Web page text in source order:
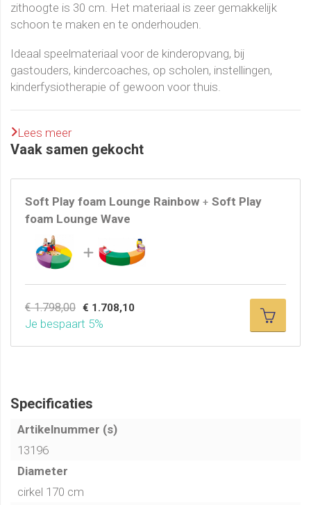
zithoogte is 30 cm. Het materiaal is zeer gemakkelijk
schoon te maken en te onderhouden.
Ideaal speelmateriaal voor de kinderopvang, bij
gastouders, kindercoaches, op scholen, instellingen,
kinderfysiotherapie of gewoon voor thuis.
Lees meer
Vaak samen gekocht
Soft Play foam Lounge Rainbow + Soft Play
foam Lounge Wave
€ 1.798,00 € 1.708,10
Je bespaart 5%
Specificaties
Artikelnummer (s)
13196
Diameter
cirkel 170 cm